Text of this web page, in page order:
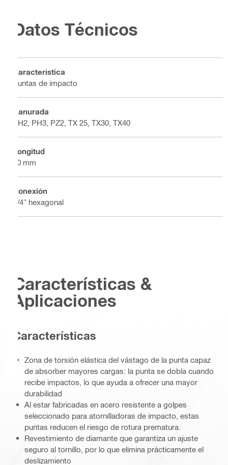
Datos Técnicos
Característica
Puntas de impacto
Ranurada
PH2, PH3, PZ2, TX 25, TX30, TX40
Longitud
50 mm
Conexión
1/4" hexagonal
Características &
Aplicaciones
Características
Zona de torsión elástica del vástago de la punta capaz
de absorber mayores cargas: la punta se dobla cuando
recibe impactos, lo que ayuda a ofrecer una mayor
durabilidad
Al estar fabricadas en acero resistente a golpes
seleccionado para atornilladoras de impacto, estas
puntas reducen el riesgo de rotura prematura.
Revestimiento de diamante que garantiza un ajuste
seguro al tornillo, por lo que elimina prácticamente el
deslizamiento